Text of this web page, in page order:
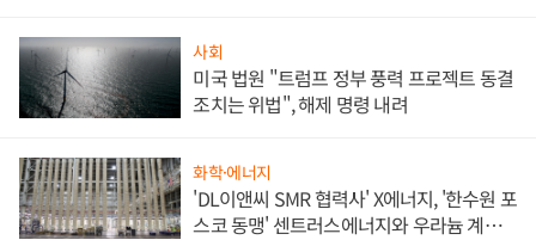
사회
미국 법원 "트럼프 정부 풍력 프로젝트 동결
조치는 위법", 해제 명령 내려
화학·에너지
'DL이앤씨 SMR 협력사' X에너지, '한수원 포
스코 동맹' 센트러스에너지와 우라늄 계약